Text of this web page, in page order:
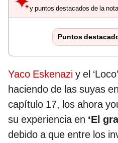
y puntos destacados de la
Puntos
Yaco Eskenazi y el
haciendo de las suyas
capítulo 17, los ahora
su experiencia en ‘El
debido a que entre los